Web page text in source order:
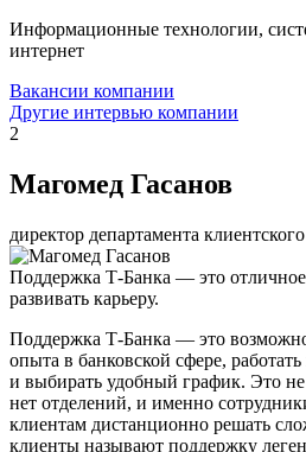
Информационные технологии,
интернет
Вакансии компании
Другие интервью компании
2
Магомед Гасанов
директор департамента
Поддержка Т-Банка — это
развивать карьеру.
Поддержка Т-Банка — это
опыта в банковской сфере,
и выбирать удобный график. Это не
нет отделений, и именно
клиентам дистанционно решать
клиенты называют поддержку